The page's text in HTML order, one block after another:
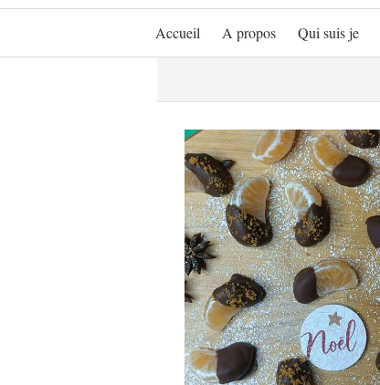
Accueil A propos Qui suis je